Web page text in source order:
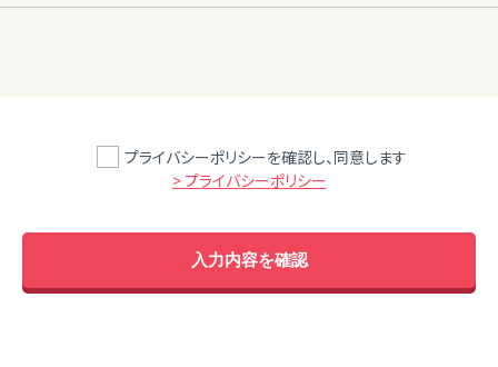
プライバシーポリシーを確認し、同意します
> プライバシーポリシー
入力内容を確認